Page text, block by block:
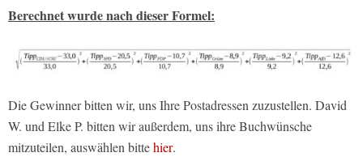
Berechnet wurde nach dieser Formel:
Die Gewinner bitten wir, uns Ihre Postadressen zuzustellen. David
W. und Elke P. bitten wir außerdem, uns ihre Buchwünsche
mitzuteilen, auswählen bittehier.